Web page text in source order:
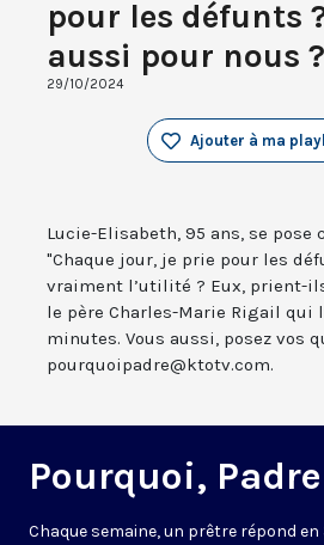
pour les défunts
aussi pour nous ?
29/10/2024
Ajouter à ma
Lucie-Elisabeth, 95 ans, se pose
"Chaque jour, je prie pour les
vraiment l’utilité ? Eux, prient-
le père Charles-Marie Rigail qui
minutes. Vous aussi, posez vos
pourquoipadre@ktotv.com.
Pourquoi,
Chaque semaine, un prêtre répond